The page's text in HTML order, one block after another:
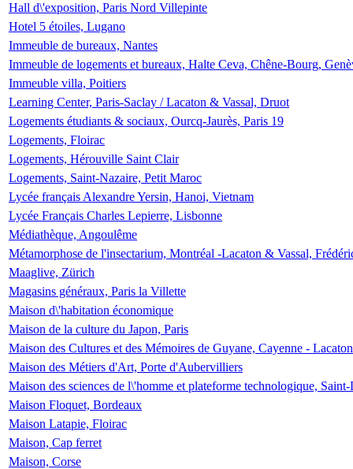
Hall d\'exposition, Paris Nord Villepinte
Hotel 5 étoiles, Lugano
Immeuble de bureaux, Nantes
Immeuble de logements et bureaux, Halte Ceva, Chêne-Bourg,
Immeuble villa, Poitiers
Learning Center, Paris-Saclay / Lacaton & Vassal, Druot
Logements étudiants & sociaux, Ourcq-Jaurès, Paris 19
Logements, Floirac
Logements, Hérouville Saint Clair
Logements, Saint-Nazaire, Petit Maroc
Lycée français Alexandre Yersin, Hanoi, Vietnam
Lycée Français Charles Lepierre, Lisbonne
Médiathèque, Angoulême
Métamorphose de l'insectarium, Montréal -Lacaton & Vassal,
Maaglive, Zürich
Magasins généraux, Paris la Villette
Maison d\'habitation économique
Maison de la culture du Japon, Paris
Maison des Cultures et des Mémoires de Guyane, Cayenne -
Maison des Métiers d'Art, Porte d'Aubervilliers
Maison des sciences de l\'homme et plateforme technologique,
Maison Floquet, Bordeaux
Maison Latapie, Floirac
Maison, Cap ferret
Maison, Corse